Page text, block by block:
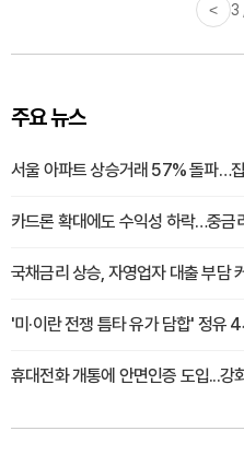
< 3
주요 뉴스
서울 아파트 상승거래 57% 돌파…
카드론 확대에도 수익성 하락…중금
국채금리 상승, 자영업자 대출 부담
'미·이란 전쟁 틈타 유가 담합' 정유
휴대전화 개통에 안면인증 도입...강